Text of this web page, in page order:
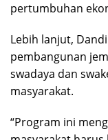
pertumbuhan
Lebih lanjut,
pembangunan
swadaya dan
masyarakat.
“Program ini